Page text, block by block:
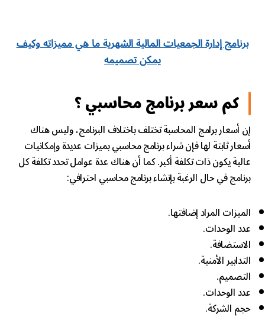
برنامج إدارة الجمعيات المالية الشهرية ما هي مميزاته وكيف
يمكن تصميمه
كم سعر برنامج محاسبي ؟
إن أسعار برامج المحاسبة تختلف باختلاف البرنامج، وليس هناك
أسعار ثابتة لها فإن شراء برنامج محاسبي بميزات عديدة وإمكانيات
عالية يكون ذات تكلفة أكبر. كما أن هناك عدة عوامل تحدد تكلفة كل
برنامج في حال الرغبة بإنشاء برنامج محاسبي احترافي:
الميزات المراد إضافتها.
عدد الوحدات.
الاستضافة.
التدابير الأمنية.
التصميم.
عدد الوحدات.
حجم الشركة.